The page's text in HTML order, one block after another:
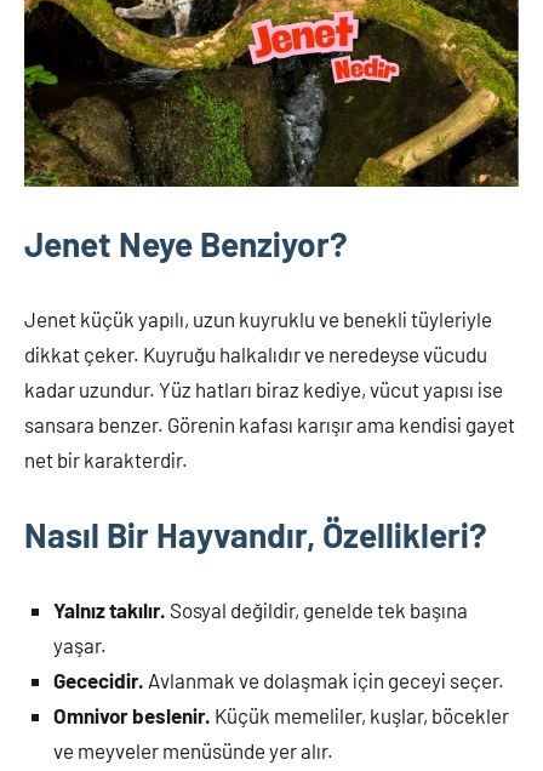
Jenet Neye Benziyor?
Jenet küçük yapılı, uzun kuyruklu ve benekli tüyleriyle
dikkat çeker. Kuyruğu halkalıdır ve neredeyse vücudu
kadar uzundur. Yüz hatları biraz kediye, vücut yapısı ise
sansara benzer. Görenin kafası karışır ama kendisi gayet
net bir karakterdir.
Nasıl Bir Hayvandır, Özellikleri?
Yalnız takılır. Sosyal değildir, genelde tek başına
yaşar.
Gececidir. Avlanmak ve dolaşmak için geceyi seçer.
Omnivor beslenir. Küçük memeliler, kuşlar, böcekler
ve meyveler menüsünde yer alır.